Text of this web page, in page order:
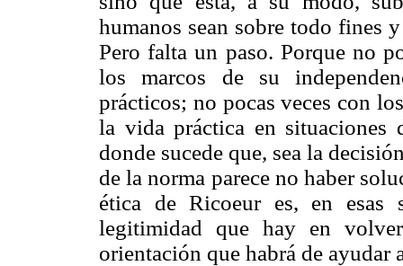
humanos sean sobre todo fines
Pero falta un paso. Porque no
los marcos de su
prácticos; no pocas veces con
la vida práctica en situaciones
donde sucede que, sea la
de la norma parece no haber
ética de Ricoeur es, en esas
legitimidad que hay en
orientación que habrá de ayudar